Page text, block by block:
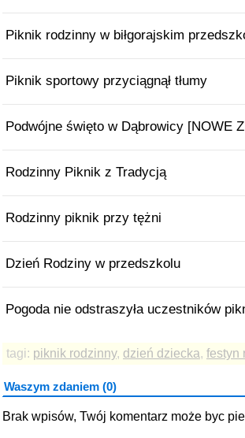
Piknik rodzinny w biłgorajskim
Piknik sportowy przyciągnął tłumy
Podwójne święto w Dąbrowicy [NOWE
Rodzinny Piknik z Tradycją
Rodzinny piknik przy tężni
Dzień Rodziny w przedszkolu
Pogoda nie odstraszyła uczestników
tagi: piknik rodzinny, dzień dziecka, festyn
Waszym zdaniem (0)
Brak wpisów, Twój komentarz może byc